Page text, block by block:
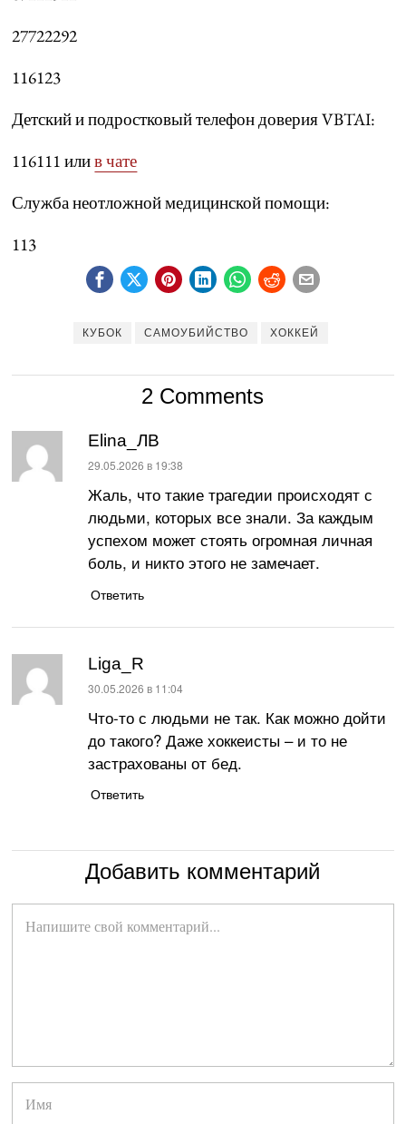
27722292
116123
Детский и подростковый телефон доверия VBTAI:
116111 илив чате
Служба неотложной медицинской помощи:
113
КУБОК САМОУБИЙСТВО ХОККЕЙ
2 Comments
Elina_ЛВ
:
29.05.2026 в 19:38
Жаль, что такие трагедии происходят с
людьми, которых все знали. За каждым
успехом может стоять огромная личная
боль, и никто этого не замечает.
Ответить
Liga_R
:
30.05.2026 в 11:04
Что-то с людьми не так. Как можно дойти
до такого? Даже хоккеисты – и то не
застрахованы от бед.
Ответить
Добавить комментарий